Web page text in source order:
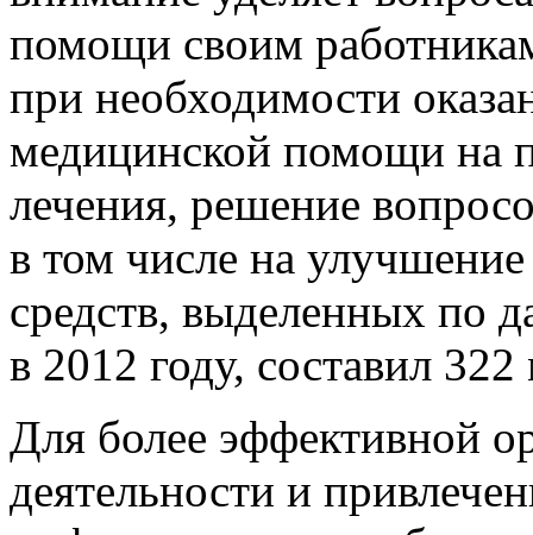
помощи своим
при необходимости
медицинской помощи на
лечения, решение
в том числе на
средств, выделенных по
в 2012 году, составил
Для более эффективной
деятельности и